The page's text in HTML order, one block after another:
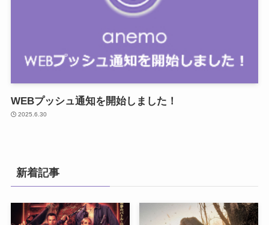
WEBプッシュ通知を開始しました！
2025.6.30
新着記事